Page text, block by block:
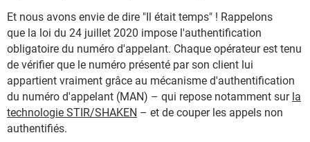
Et nous avons envie de dire "Il était temps" ! Rappelons
que la loi du 24 juillet 2020 impose l'authentification
obligatoire du numéro d'appelant. Chaque opérateur est tenu
de vérifier que le numéro présenté par son client lui
appartient vraiment grâce au mécanisme d'authentification
du numéro d'appelant (MAN) – qui repose notamment sur la
technologie STIR/SHAKEN – et de couper les appels non
authentifiés.